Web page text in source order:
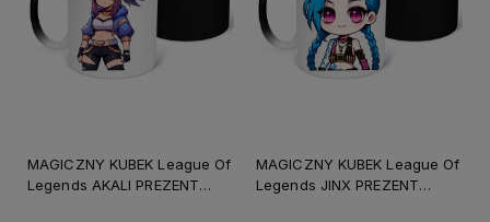
MAGICZNY KUBEK League Of
Legends AKALI PREZENT
MAGICZNY KUBEK League Of
Legends JINX PREZENT